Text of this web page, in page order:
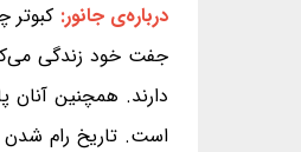
درباره‌ی جانور:
جفت خود زندگی
است. تاریخ رام شدن